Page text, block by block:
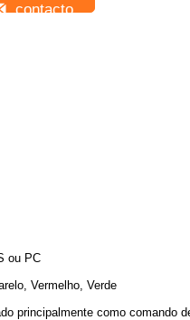
contacto
ou PC
Vermelho, Verde
principalmente como comando